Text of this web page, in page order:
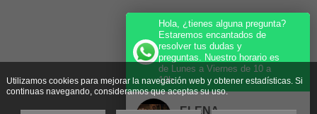
Utilizamos cookies para mejorar la navegación web y obtener estadísticas. Si
continuas navegando, consideramos que aceptas su uso.
Hola, ¿tienes alguna pregunta?
Estaremos encantados de
resolver tus dudas y
preguntas. Nuestro horario es
de Lunes a Viernes de 10 a
19h.
ELENA